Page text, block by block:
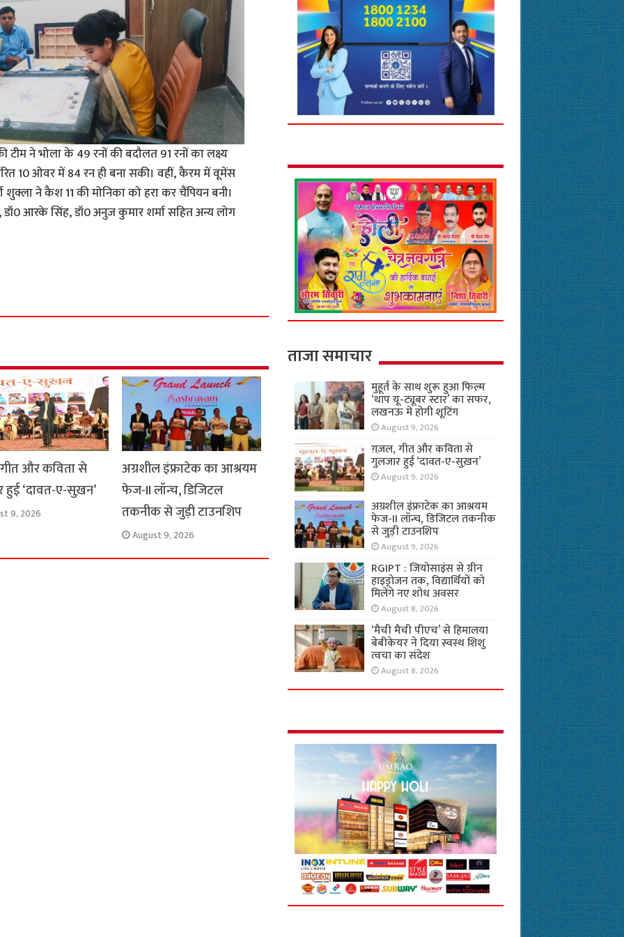
ने भोला के 49 रनों की बदौलत 91 रनों का लक्ष्य
10 ओवर में 84 रन ही बना सकी। वहीं, कैरम में वूमेंस
ने कैश 11 की मोनिका को हरा कर चैंपियन बनी।
आरके सिंह, डॉ0 अनुज कुमार शर्मा सहित अन्य लोग
और कविता से
हुई ‘दावत-ए-सुख़न’
9, 2026
अग्रशील इंफ्राटेक का आश्रयम
फेज-II लॉन्च, डिजिटल
तकनीक से जुड़ी टाउनशिप
August 9, 2026
ताजा समाचार
मुहूर्त के साथ शुरू हुआ फिल्म
‘थाप यू-ट्यूबर स्टार’ का सफर,
लखनऊ में होगी शूटिंग
August 9, 2026
ग़ज़ल, गीत और कविता से
गुलजार हुई ‘दावत-ए-सुख़न’
August 9, 2026
अग्रशील इंफ्राटेक का आश्रयम
फेज-II लॉन्च, डिजिटल तकनीक
से जुड़ी टाउनशिप
August 9, 2026
RGIPT : जियोसाइंस से ग्रीन
हाइड्रोजन तक, विद्यार्थियों को
मिलेंगे नए शोध अवसर
August 8, 2026
‘मैची मैची पीएच’ से हिमालया
बेबीकेयर ने दिया स्वस्थ शिशु
त्वचा का संदेश
August 8, 2026